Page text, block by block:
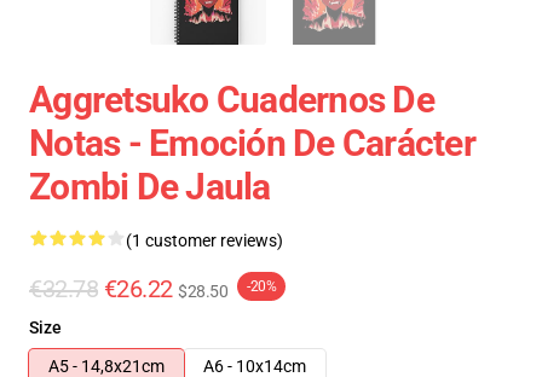
Aggretsuko Cuadernos De
Notas - Emoción De Carácter
Zombi De Jaula
(1 customer reviews)
€32.78 €26.22 $28.50 -20%
Size
A5 - 14,8x21cm
A6 - 10x14cm